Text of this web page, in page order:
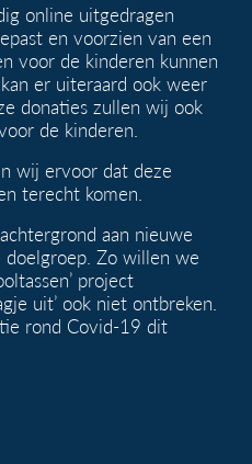
online uitgedragen
en voorzien van een
voor de kinderen kunnen
er uiteraard ook weer
donaties zullen wij ook
de kinderen.
wij ervoor dat deze
terecht komen.
aan nieuwe
Zo willen we
project
uit’ ook niet ontbreken.
rond Covid-19 dit